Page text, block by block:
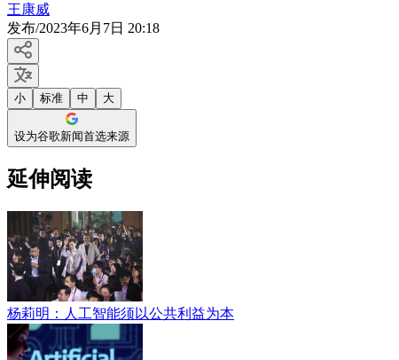
王康威
发布/2023年6月7日 20:18
小 标准 中 大
设为谷歌新闻首选来源
延伸阅读
杨莉明：人工智能须以公共利益为本